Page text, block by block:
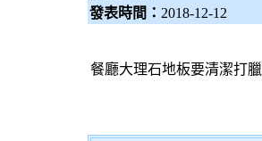
發表時間： 2018-12-12
餐廳大理石地板要清潔打